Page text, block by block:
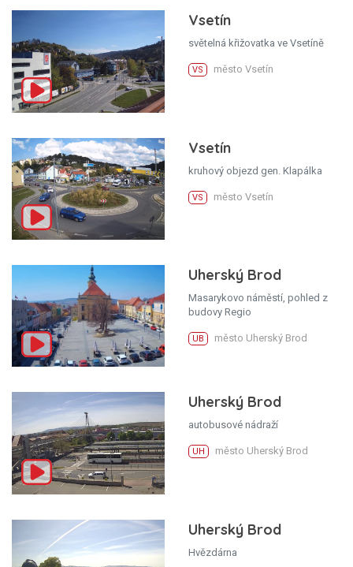
Vsetín
světelná křižovatka ve Vsetíně
VS město Vsetín
Vsetín
kruhový objezd gen. Klapálka
VS město Vsetín
Uherský Brod
Masarykovo náměstí, pohled z
budovy Regio
UB město Uherský Brod
Uherský Brod
autobusové nádraží
UH město Uherský Brod
Uherský Brod
Hvězdárna